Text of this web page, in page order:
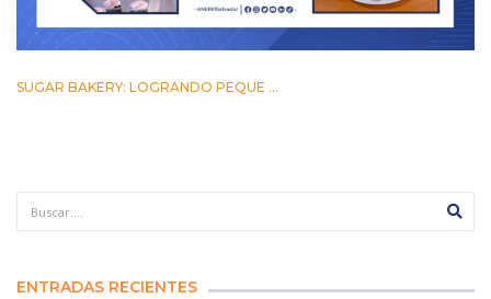
SUGAR BAKERY: LOGRANDO PEQUE ...
ENTRADAS RECIENTES